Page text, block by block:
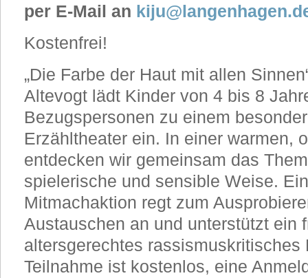
per E-Mail an
Kostenfrei!
„Die Farbe der Haut mit allen
Altevogt lädt Kinder von 4 bis 8
Bezugspersonen zu einem
Erzähltheater ein. In einer warmen,
entdecken wir gemeinsam das
spielerische und sensible Weise.
Mitmachaktion regt zum
Austauschen an und unterstützt ein
altersgerechtes rassismuskritisches
Teilnahme ist kostenlos, eine